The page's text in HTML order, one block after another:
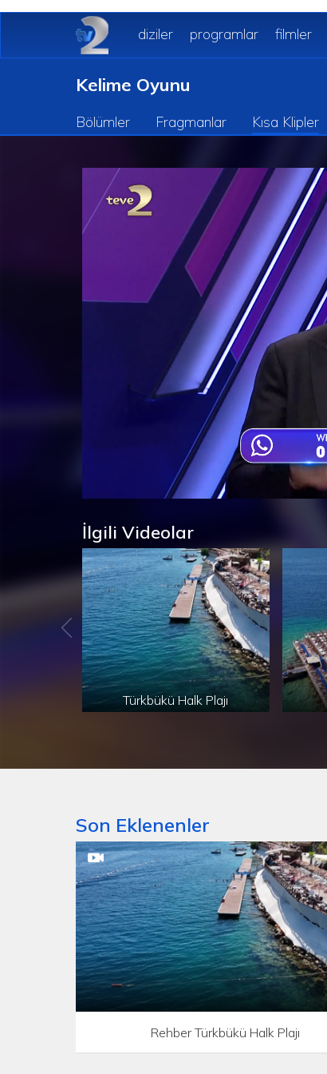
diziler programlar filmler
Kelime Oyunu
Bölümler Fragmanlar Kısa Klipler
Süre Toplam
İlgili Videolar
Türkbükü Halk Plajı
Son Eklenenler
Rehber Türkbükü Halk Plajı